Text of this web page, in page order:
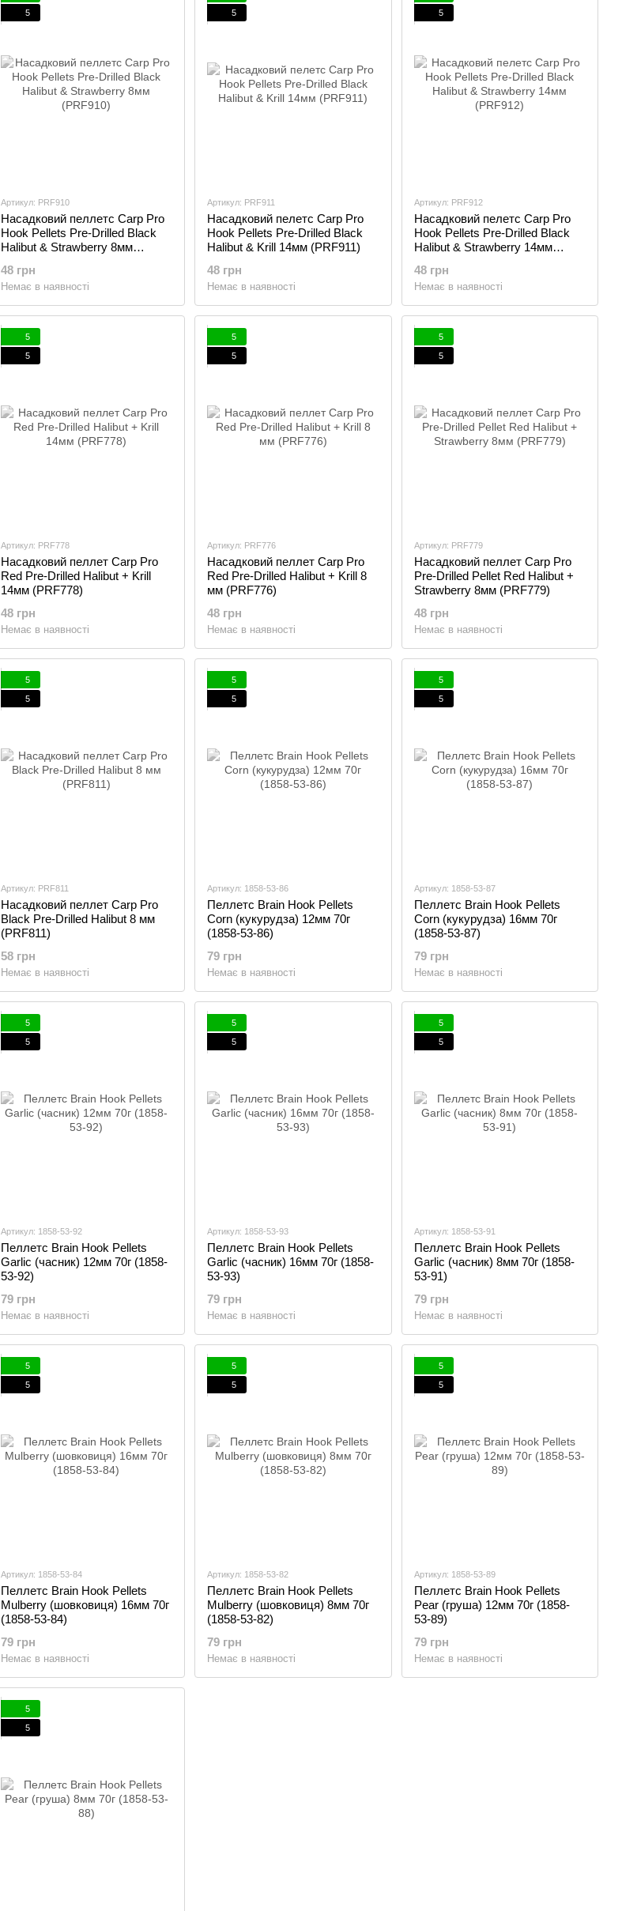
5
Артикул: PRF910
Насадковий пеллетс Carp Pro
Hook Pellets Pre-Drilled Black
Halibut & Strawberry 8мм
48 грн
Немає в наявності
5
Артикул: PRF911
Насадковий пелетс Carp Pro
Hook Pellets Pre-Drilled Black
Halibut & Krill 14мм (PRF911)
48 грн
Немає в наявності
5
Артикул: PRF912
Насадковий пелетс Carp Pro
Hook Pellets Pre-Drilled Black
Halibut & Strawberry 14мм
48 грн
Немає в наявності
5
5
Артикул: PRF778
Насадковий пеллет Carp Pro
Red Pre-Drilled Halibut + Krill
14мм (PRF778)
48 грн
Немає в наявності
5
5
Артикул: PRF776
Насадковий пеллет Carp Pro
Red Pre-Drilled Halibut + Krill 8
мм (PRF776)
48 грн
Немає в наявності
5
5
Артикул: PRF779
Насадковий пеллет Carp Pro
Pre-Drilled Pellet Red Halibut +
Strawberry 8мм (PRF779)
48 грн
Немає в наявності
5
5
Артикул: PRF811
Насадковий пеллет Carp Pro
Black Pre-Drilled Halibut 8 мм
(PRF811)
58 грн
Немає в наявності
5
5
Артикул: 1858-53-86
Пеллетс Brain Hook Pellets
Corn (кукурудза) 12мм 70г
(1858-53-86)
79 грн
Немає в наявності
5
5
Артикул: 1858-53-87
Пеллетс Brain Hook Pellets
Corn (кукурудза) 16мм 70г
(1858-53-87)
79 грн
Немає в наявності
5
5
Артикул: 1858-53-92
Пеллетс Brain Hook Pellets
Garlic (часник) 12мм 70г (1858-
53-92)
79 грн
Немає в наявності
5
5
Артикул: 1858-53-93
Пеллетс Brain Hook Pellets
Garlic (часник) 16мм 70г (1858-
53-93)
79 грн
Немає в наявності
5
5
Артикул: 1858-53-91
Пеллетс Brain Hook Pellets
Garlic (часник) 8мм 70г (1858-
53-91)
79 грн
Немає в наявності
5
5
Артикул: 1858-53-84
Пеллетс Brain Hook Pellets
Mulberry (шовковиця) 16мм 70г
(1858-53-84)
79 грн
Немає в наявності
5
5
Артикул: 1858-53-82
Пеллетс Brain Hook Pellets
Mulberry (шовковиця) 8мм 70г
(1858-53-82)
79 грн
Немає в наявності
5
5
Артикул: 1858-53-89
Пеллетс Brain Hook Pellets
Pear (груша) 12мм 70г (1858-
53-89)
79 грн
Немає в наявності
5
5